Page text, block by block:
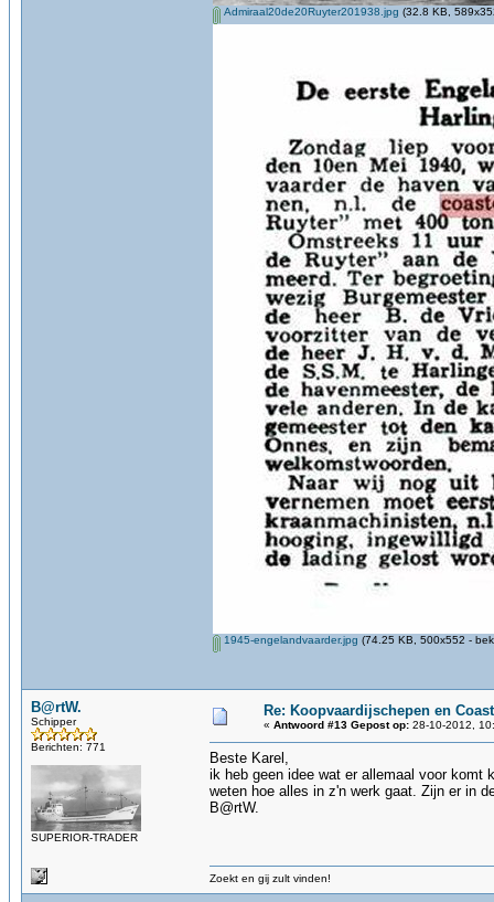
Admiraal20de20Ruyter201938.jpg (32.8 KB,
1945-engelandvaarder.jpg (74.25 KB, 500x552 -
B@rtW.
Schipper
Berichten: 771
SUPERIOR-TRADER
Re: Koopvaardijschepen en
« Antwoord #13 Gepost op: 28-10-2012,
Beste Karel,
ik heb geen idee wat er allemaal voor komt
weten hoe alles in z'n werk gaat. Zijn er in
B@rtW.
Zoekt en gij zult vinden!